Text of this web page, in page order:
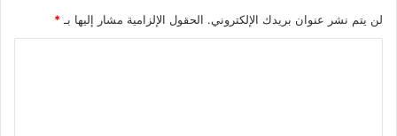
لن يتم نشر عنوان بريدك الإلكتروني. الحقول الإلزامية مشار إليها بـ *